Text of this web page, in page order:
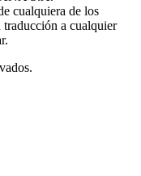
cualquiera de los
traducción a cualquier